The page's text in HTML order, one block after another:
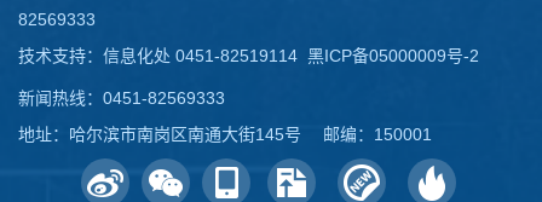
82569333
技术支持：信息化处 0451-82519114 黑ICP备05000009号-2
新闻热线：0451-82569333
地址：哈尔滨市南岗区南通大街145号 邮编：150001